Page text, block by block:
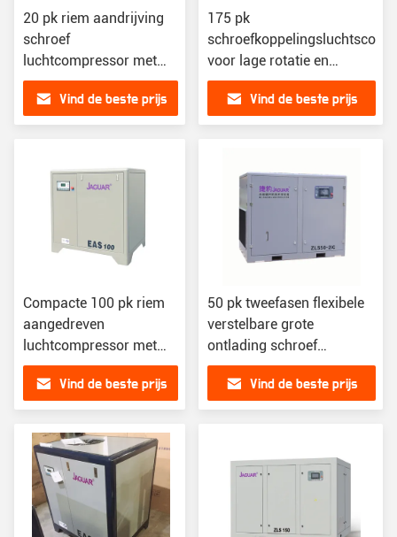
20 pk riem aandrijving
schroef
luchtcompressor met
gemakkelijke
aanpassing en online
ondersteuning
Vind de beste prijs
175 pk
voor lage rotatie en
stationaire configuratie
Vind de beste prijs
Compacte 100 pk riem
aangedreven
luchtcompressor met
lager stroomverbruik en
kostenVind de beste prijs
50 pk tweefasen flexibele
verstelbare grote
ontlading schroef
luchtcompressoren
Vind de beste prijs